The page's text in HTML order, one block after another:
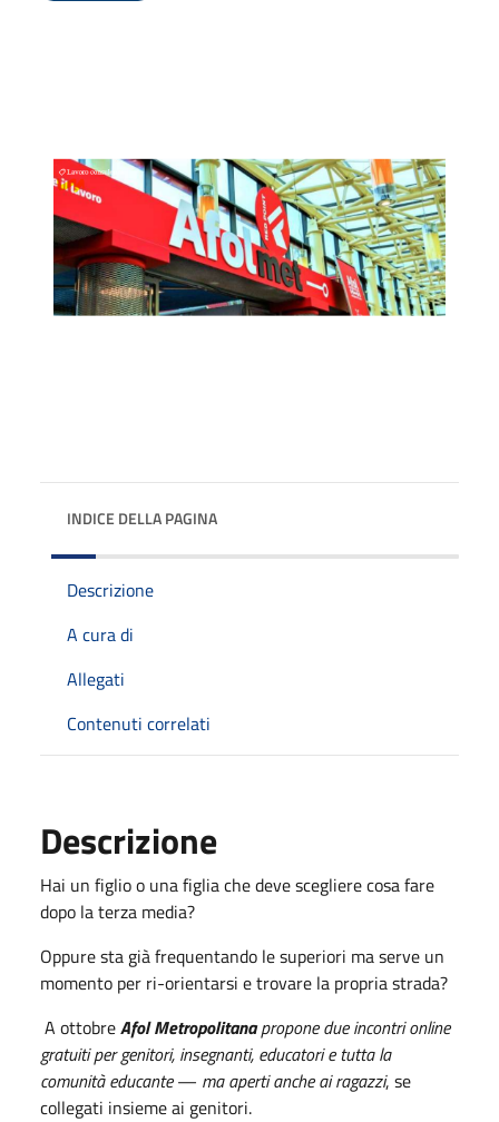
INDICE DELLA PAGINA
Descrizione
A cura di
Allegati
Contenuti correlati
Descrizione
Hai un figlio o una figlia che deve scegliere cosa fare
dopo la terza media?
Oppure sta già frequentando le superiori ma serve un
momento per ri-orientarsi e trovare la propria strada?
A ottobreAfol Metropolitanapropone due incontri online
gratuiti per genitori, insegnanti, educatori e tutta la
comunità educante— ma aperti anche ai ragazzi, se
collegati insieme ai genitori.